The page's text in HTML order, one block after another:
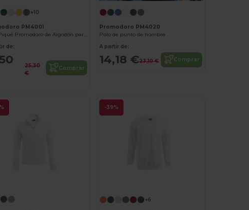
+10
PM4001
Polo Piqué Promodoro de Algodón para Hombre
de:
25,30
€
Comprar
Promodoro PM4020
Polo de punto de hombre
A partir de:
14,18 €23,10 € Comprar
-39%
+6